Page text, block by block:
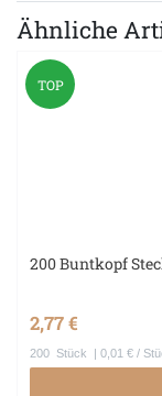
Ähnliche
TOP
200 Buntkopf
2,77 €
200 Stück | 0,01 € /